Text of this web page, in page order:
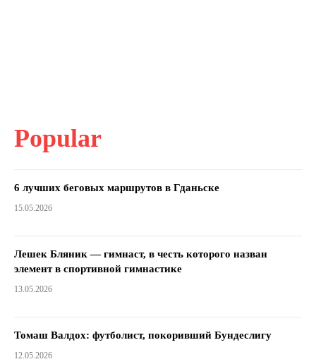
Popular
6 лучших беговых маршрутов в Гданьске
15.05.2026
Лешек Бляник — гимнаст, в честь которого назван
элемент в спортивной гимнастике
13.05.2026
Томаш Валдох: футболист, покоривший Бундеслигу
12.05.2026